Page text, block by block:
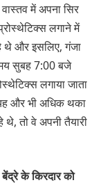
में अपना सिर
लगाने में
थे और इसलिए, गंजा
सुबह 7:00 बजे
लगाया जाता
और भी अधिक थका
तो वे अपनी तैयारी
के किरदार को